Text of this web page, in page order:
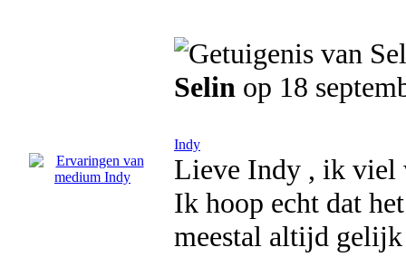
Selin op 18
Indy
Lieve Indy , ik viel
Ik hoop echt dat
meestal altijd